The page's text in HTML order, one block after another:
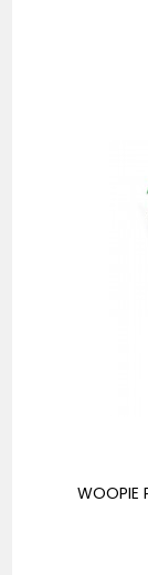
WOOPIE